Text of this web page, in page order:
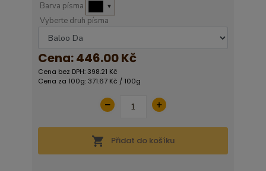
Barva písma ▼
Vyberte druh písma
Cena:446.00 Kč
Cena bez DPH: 398.21 Kč
Cena za 100g: 371.67 Kč / 100g
Přidat do košíku